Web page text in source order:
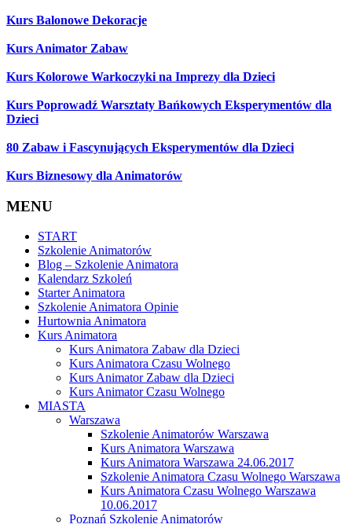
Kurs Balonowe Dekoracje
Kurs Animator Zabaw
Kurs Kolorowe Warkoczyki na Imprezy dla Dzieci
Kurs Poprowadź Warsztaty Bańkowych Eksperymentów dla
Dzieci
80 Zabaw i Fascynujących Eksperymentów dla Dzieci
Kurs Biznesowy dla Animatorów
MENU
START
Szkolenie Animatorów
Blog – Szkolenie Animatora
Kalendarz Szkoleń
Starter Animatora
Szkolenie Animatora Opinie
Hurtownia Animatora
Kurs Animatora
Kurs Animatora Zabaw dla Dzieci
Kurs Animatora Czasu Wolnego
Kurs Animator Zabaw dla Dzieci
Kurs Animator Czasu Wolnego
MIASTA
Warszawa
Szkolenie Animatorów Warszawa
Kurs Animatora Warszawa
Kurs Animatora Warszawa 24.06.2017
Szkolenie Animatora Czasu Wolnego Warszawa
Kurs Animatora Czasu Wolnego Warszawa
10.06.2017
Poznań Szkolenie Animatorów